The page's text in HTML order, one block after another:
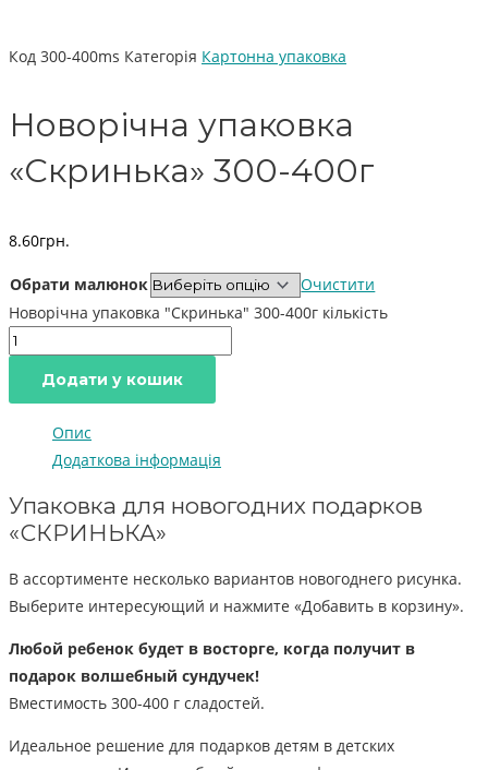
Код 300-400ms Категорія Картонна упаковка
Новорічна упаковка
«Скринька» 300-400г
8.60грн.
Обрати малюнок
Очистити
Новорічна упаковка "Скринька" 300-400г кількість
Додати у кошик
Опис
Додаткова інформація
Упаковка для новогодних подарков
«СКРИНЬКА»
В ассортименте несколько вариантов новогоднего рисунка.
Выберите интересующий и нажмите «Добавить в корзину».
Любой ребенок будет в восторге, когда получит в
подарок волшебный сундучек!
Вместимость 300-400 г сладостей.
Идеальное решение для подарков детям в детских